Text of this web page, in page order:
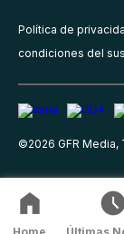
Política de
condiciones del
©2026 GFR